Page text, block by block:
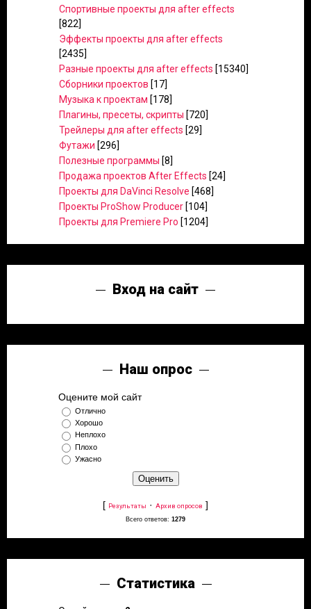
Спортивные проекты для after effects
[822]
Эффекты проекты для after effects
[2435]
Разные проекты для after effects [15340]
Сборники проектов [17]
Музыка к проектам [178]
Плагины, пресеты, скрипты [720]
Трейлеры для after effects [29]
Футажи [296]
Полезные программы [8]
Продажа проектов After Effects [24]
Проекты для DaVinci Resolve [468]
Проекты ProShow Producer [104]
Проекты для Premiere Pro [1204]
Вход на сайт
Наш опрос
Оцените мой сайт
Отлично
Хорошо
Неплохо
Плохо
Ужасно
[ Результаты · Архив опросов ]
Всего ответов: 1279
Статистика